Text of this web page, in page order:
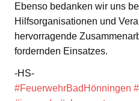
Ebenso bedanken wir uns
Hilfsorganisationen und
hervorragende
fordernden Einsatzes.
-HS-
#FeuerwehrBadHönningen